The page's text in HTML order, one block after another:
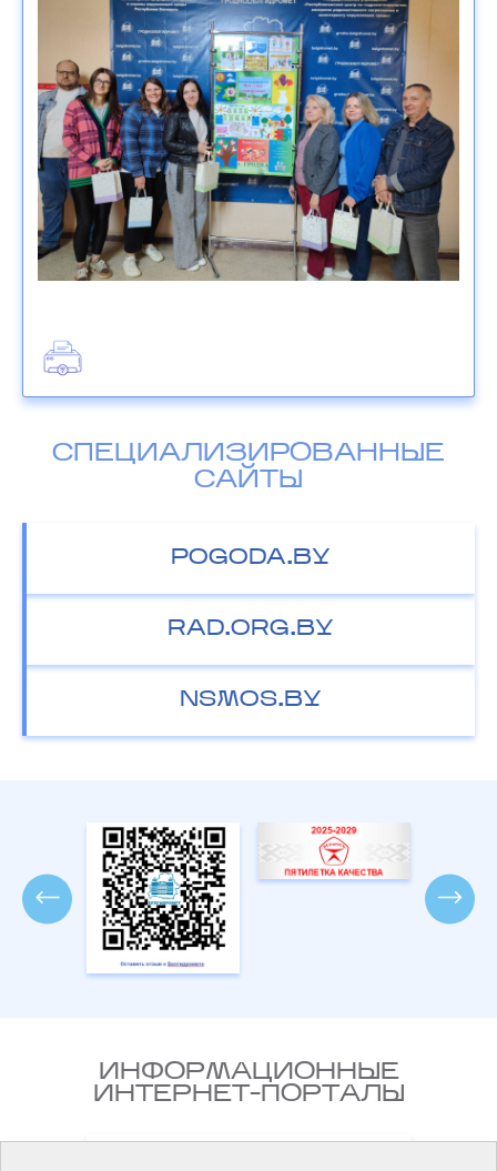
СПЕЦИАЛИЗИРОВАННЫЕ
САЙТЫ
POGODA.BY
RAD.ORG.BY
NSMOS.BY
ИНФОРМАЦИОННЫЕ
ИНТЕРНЕТ-ПОРТАЛЫ